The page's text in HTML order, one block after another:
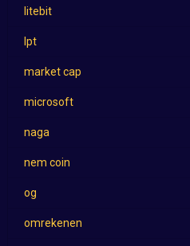
litebit
lpt
market cap
microsoft
naga
nem coin
og
omrekenen